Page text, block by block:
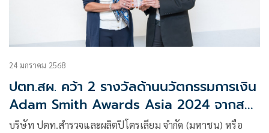
24 มกราคม 2568
ปตท.สผ. คว้า 2 รางวัลด้านนวัตกรรมการเงิน
Adam Smith Awards Asia 2024 จากสห
ราชอาณาจักร
บริษัท ปตท.สำรวจและผลิตปิโตรเลียม จำกัด (มหาชน) หรือ